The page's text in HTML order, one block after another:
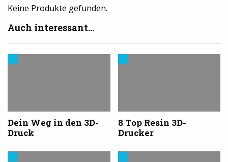
Keine Produkte gefunden.
Auch interessant...
Dein Weg in den 3D-
Druck
8 Top Resin 3D-
Drucker